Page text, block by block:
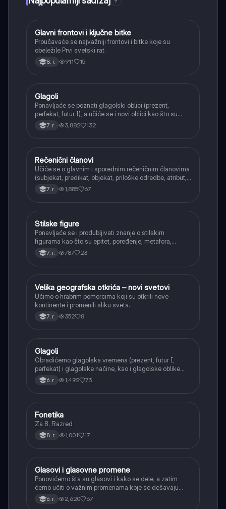
Istorija
Glavni frontovi i ključne bitke
Proučavaće se najvažniji frontovi i bitke koje su
obeležile Prvi svetski rat.
8. r. 911 15
Srpski jezik
Glagoli
Ponavljaće se poznati glagolski oblici (prezent,
perfekat, futur I), a učiće se i novi oblici kao što su
aorist, imperfekat, pluskvamperfekat, futur II, kao i
glagolski prilozi i pridevi.
7. r. 3,882 132
Srpski jezik
Rečenični članovi
Učiće se o glavnim i sporednim rečeničnim članovima
(subjekat, predikat, objekat, priloške odredbe, atribut,
apozicija) i njihovoj funkciji.
7. r. 1,885 67
Srpski jezik
Stilske figure
Ponavljaće se i produbljivati znanje o stilskim
figurama kao što su epitet, poređenje, metafora,
personifikacija, hiperbola, onomatopeja, aliteracija i
asonanca, razumevajući njihovu ulogu u tekstu.
7. r. 787 23
Istorija
Velika geografska otkrića – novi svetovi
Učimo o hrabrim pomorcima koji su otkrili nove
kontinente i promenili sliku sveta.
7. r. 352 8
Srpski jezik
Glagoli
Obradićemo glagolska vremena (prezent, futur I,
perfekat) i glagolske načine, kao i glagolske oblike
(infinitiv, glagolski pridevi i prilozi) i glagolski vid
(svršeni i nesvršeni).
6. r. 1,492 73
Srpski jezik
Fonetika
Za 8. Razred
8. r. 1,001 17
Srpski jezik
Glasovi i glasovne promene
Ponovićemo šta su glasovi i kako se dele, a zatim
ćemo učiti o važnim promenama koje se dešavaju
kada se glasovi nađu jedan pored drugog u rečima
(npr. jednačenje suglasnika po zvučnosti i mestu
6. r. 2,620 67